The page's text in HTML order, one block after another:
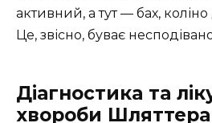
активний, а тут — бах,
Це, звісно, буває
Діагностика та
хвороби Шляттера